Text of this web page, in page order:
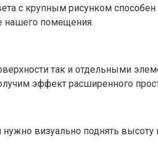
с крупным рисунком
нашего помещения.
так и отдельными
эффект расширенного
визуально поднять